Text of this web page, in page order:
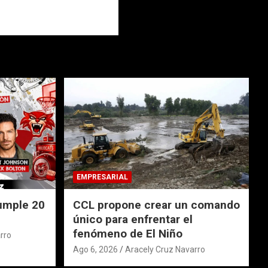
20
EMPRESARIAL
CCL propone crear un comando
único para enfrentar el
fenómeno de El Niño
Ago 6, 2026 Aracely Cruz Navarro